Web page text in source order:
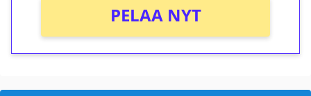
PELAA NYT